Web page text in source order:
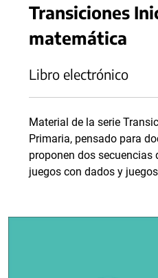
Transiciones
matemática
Libro electrónico
Material de la serie
Primaria, pensado para
proponen dos secuencias
juegos con dados y